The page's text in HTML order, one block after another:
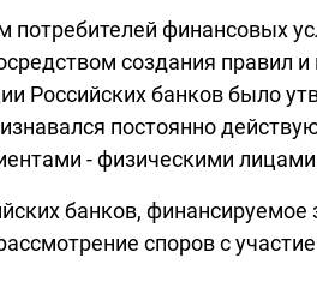
финансовых
создания правил
Российских банков было
постоянно
- физическими
банков, финансируемое
споров с